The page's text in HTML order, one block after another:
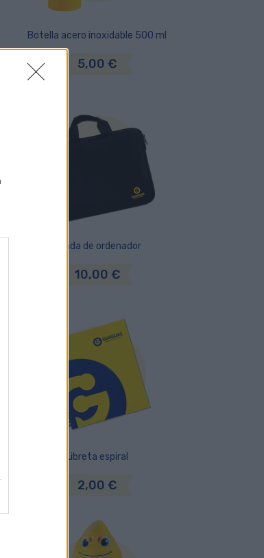
Botella acero inoxidable 500 ml
5,00 €
Funda de ordenador
10,00 €
Libreta espiral
2,00 €